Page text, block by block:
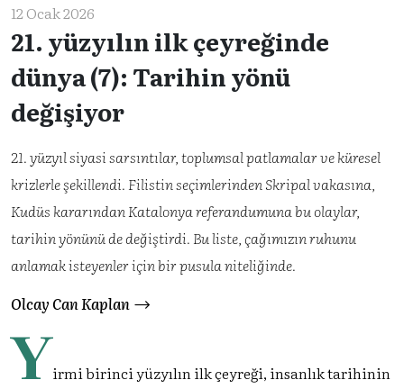
12 Ocak 2026
21. yüzyılın ilk çeyreğinde
dünya (7): Tarihin yönü
değişiyor
21. yüzyıl siyasi sarsıntılar, toplumsal patlamalar ve küresel
krizlerle şekillendi. Filistin seçimlerinden Skripal vakasına,
Kudüs kararından Katalonya referandumuna bu olaylar,
tarihin yönünü de değiştirdi. Bu liste, çağımızın ruhunu
anlamak isteyenler için bir pusula niteliğinde.
Olcay Can Kaplan
Yirmi birinci yüzyılın ilk çeyreği, insanlık tarihinin